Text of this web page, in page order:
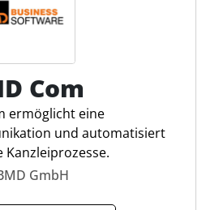
um digital
erforderlich sind. Der
von
Automatisierung innerhalb
Com
ermöglicht eine
und automatisiert
Kanzleiprozesse.
GmbH